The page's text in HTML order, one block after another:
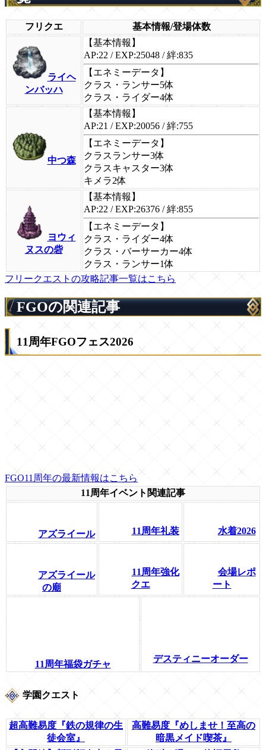
フリクエ 基本情報/登場体数
ライヘ
ンバッハ
【基本情報】
AP:22 / EXP:25048 / 絆:835
【エネミーデータ】
クラス・ランサー5体
クラス・ライダー4体
中つ森
【基本情報】
AP:21 / EXP:20056 / 絆:755
【エネミーデータ】
クラスランサー3体
クラスキャスター3体
キメラ2体
ヨウィ
ヌスの砦
【基本情報】
AP:22 / EXP:26376 / 絆:855
【エネミーデータ】
クラス・ライダー4体
クラス・バーサーカー4体
クラス・ランサー1体
フリークエストの攻略記事一覧はこちら
FGOの関連記事
11周年FGOフェス2026
FGO11周年の最新情報はこちら
11周年イベント関連記事
アズライール 11周年礼装 水着2026
アズライール
の廟
11周年強化
クエ
会場レポ
ート
11周年福袋ガチャ
デスティニーオーダー
学園クエスト
超高難易度『鉄の規律の生
徒会室』
高難易度『めしませ！至高の
暗黒メイド喫茶』